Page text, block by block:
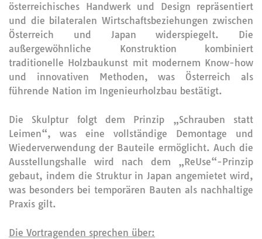
österreichisches Handwerk und Design repräsentiert
und die bilateralen Wirtschaftsbeziehungen zwischen
Österreich und Japan widerspiegelt. Die
außergewöhnliche Konstruktion kombiniert
traditionelle Holzbaukunst mit modernem Know-how
und innovativen Methoden, was Österreich als
führende Nation im Ingenieurholzbau bestätigt.
Die Skulptur folgt dem Prinzip „Schrauben statt
Leimen“, was eine vollständige Demontage und
Wiederverwendung der Bauteile ermöglicht. Auch die
Ausstellungshalle wird nach dem „ReUse“-Prinzip
gebaut, indem die Struktur in Japan angemietet wird,
was besonders bei temporären Bauten als nachhaltige
Praxis gilt.
Die Vortragenden sprechen über: